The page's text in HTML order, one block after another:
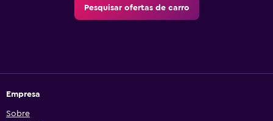
Pesquisar ofertas de carro
Empresa
Sobre